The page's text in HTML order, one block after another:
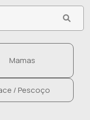
Mamas
/ Pescoço